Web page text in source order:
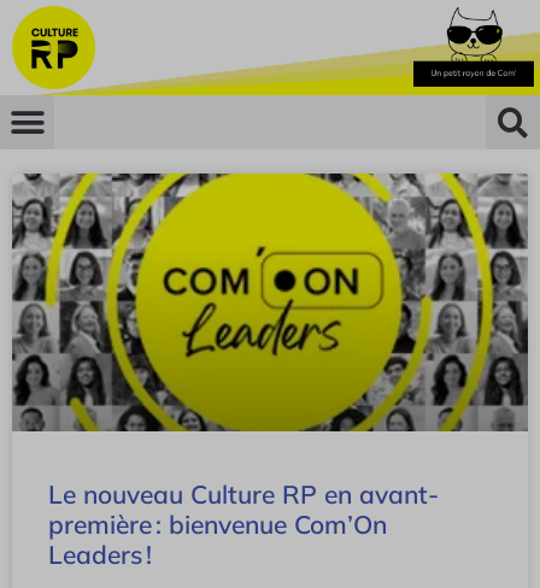
Le nouveau Culture RP en avant-
première : bienvenue Com’On
Leaders !